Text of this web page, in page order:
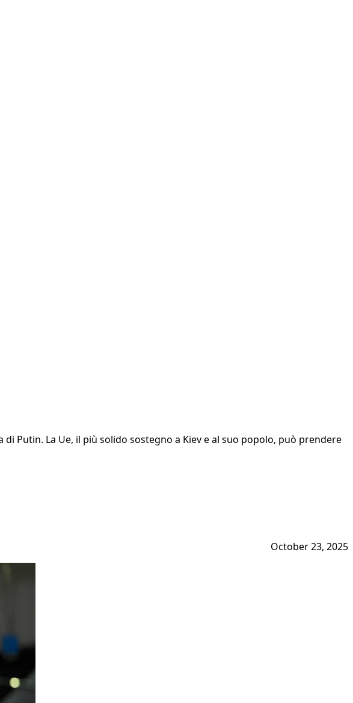
Putin. La Ue, il più solido sostegno a Kiev e al suo popolo, può prendere
October 23, 2025